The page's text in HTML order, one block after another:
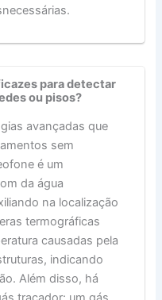
para detectar
ou pisos?
avançadas que
sem
é um
da água
na localização
termográficas
causadas pela
indicando
Além disso, há